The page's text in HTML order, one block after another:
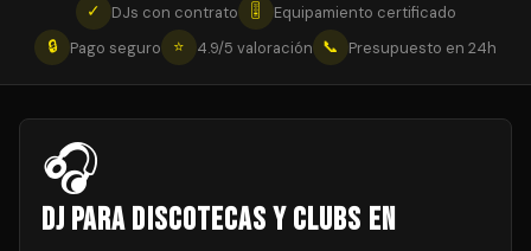
✓ DJs con contrato 🎚
Equipamiento certificado
🔒
Pago seguro ⭐ 4.9/5 valoración 📞 Presupuesto en 24h
🎧
DJ para Discotecas y Clubs en